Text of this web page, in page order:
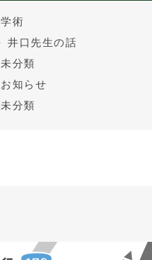
学術
井口先生の話
未分類
お知らせ
未分類